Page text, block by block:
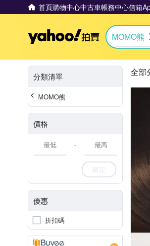
首頁購物中心中古車帳務中心信箱
Yahoo拍賣
MOMO熊
分類清單
MOMO熊
價格
-
確定
優惠
折扣碼